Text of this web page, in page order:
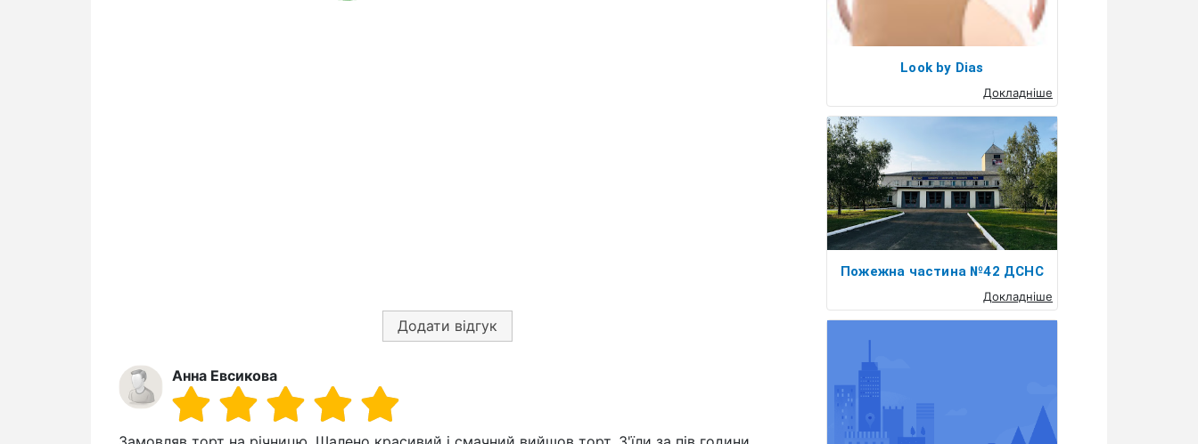
Додати відгук
Анна Евсикова
Look by Dias
Докладніше
Пожежна частина №42 ДСНС
Докладніше